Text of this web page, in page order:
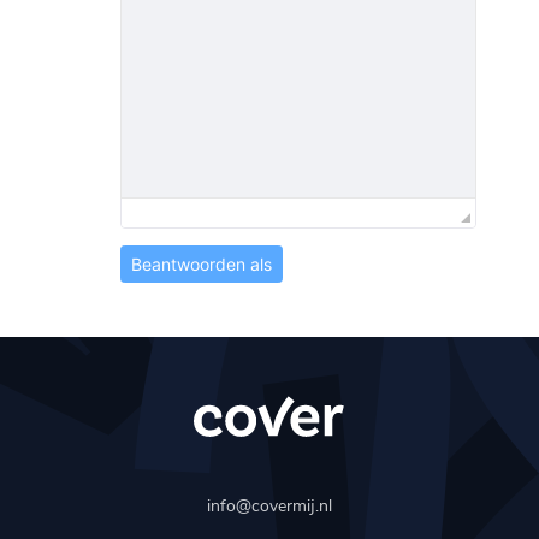
Beantwoorden als
info@covermij.nl